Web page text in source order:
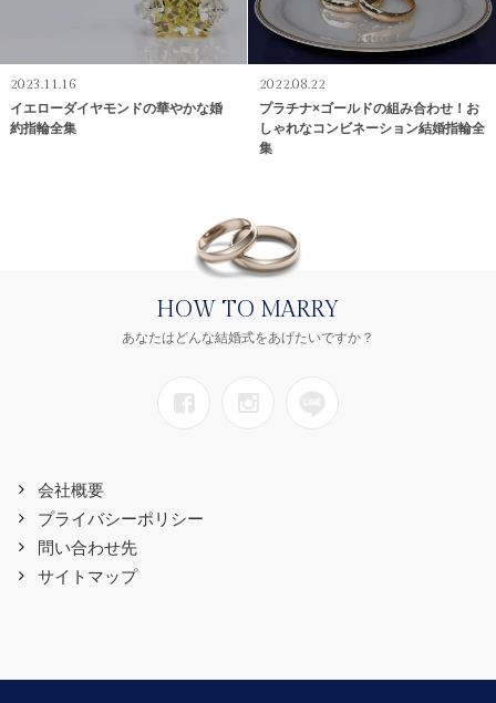
2023.11.16
イエローダイヤモンドの華やかな婚
約指輪全集
2022.08.22
プラチナ×ゴールドの組み合わせ！お
しゃれなコンビネーション結婚指輪全
集
HOW TO MARRY
あなたはどんな結婚式をあげたいですか？
会社概要
プライバシーポリシー
問い合わせ先
サイトマップ